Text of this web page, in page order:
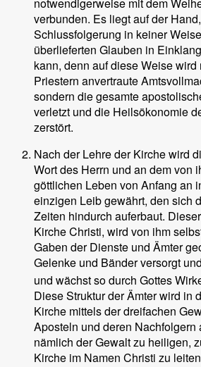
verbunden. Es liegt auf der
Schlussfolgerung in keiner
überlieferten Glauben in
kann, denn auf diese Weise wird
Priestern anvertraute
sondern die gesamte
verletzt und die Heilsökonomie
zerstört.
Nach der Lehre der Kirche wird
Wort des Herrn und an dem von
göttlichen Leben von Anfang an
einzigen Leib gewährt, den sich
Zeiten hindurch auferbaut.
Kirche Christi, wird von ihm
Gaben der Dienste und Ämter
Gelenke und Bänder versorgt
und wächst so durch Gottes
Diese Struktur der Ämter wird in
Kirche mittels der dreifachen
Aposteln und deren Nachfolgern
nämlich der Gewalt zu heiligen,
Kirche im Namen Christi zu